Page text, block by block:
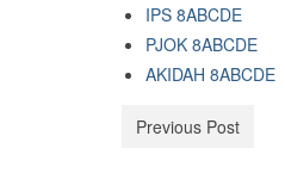
IPS 8ABCDE
PJOK 8ABCDE
AKIDAH 8ABCDE
Previous Post